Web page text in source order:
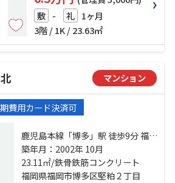
敷 - 礼 1ヶ月
3階 / 1K / 23.63㎡
マンション
費用カード決済可
鹿児島本線「博多」駅 徒歩9分 福岡
市空港線「祇園」駅 徒歩10分 福岡
市箱崎線「千代県庁口」駅 徒歩14
分
築年月：2002年 10月
23.11㎡/鉄骨鉄筋コンクリート
福岡県福岡市博多区堅粕２丁目